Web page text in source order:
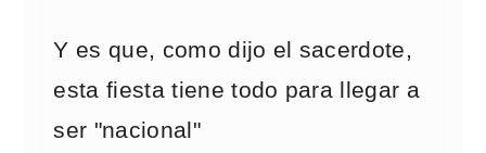
Y es que, como dijo el sacerdote,
esta fiesta tiene todo para llegar a
ser "nacional"